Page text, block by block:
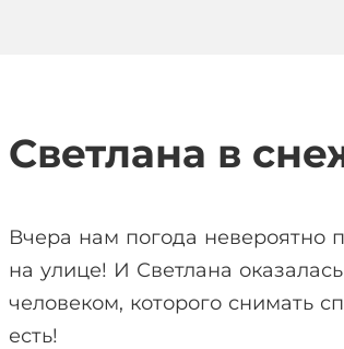
Светлана в
Вчера нам погода невероятно
на улице! И Светлана
человеком, которого снимать
есть!